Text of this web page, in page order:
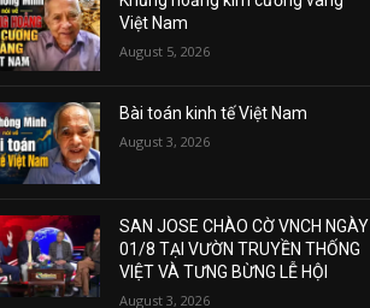
Việt Nam
August 5, 2026
Bài toán kinh tế Việt Nam
August 3, 2026
SAN JOSE CHÀO CỜ VNCH NGÀY
01/8 TẠI VƯỜN TRUYỀN THỐNG
VIỆT VÀ TƯNG BỪNG LỄ HỘI
August 3, 2026